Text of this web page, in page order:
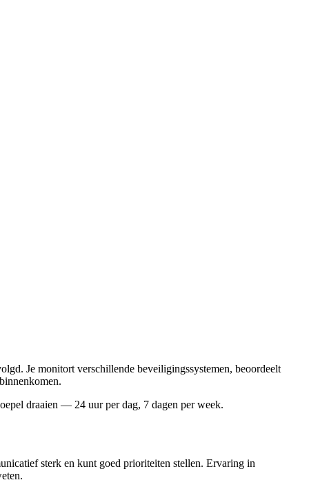
Je monitort verschillende beveiligingssystemen, beoordeelt
draaien — 24 uur per dag, 7 dagen per week.
sterk en kunt goed prioriteiten stellen. Ervaring in